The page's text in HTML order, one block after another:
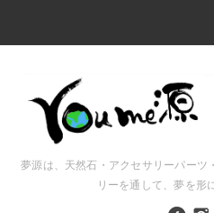
夢源は、天然石・アクセサリーパー
リーを通して、夢を形